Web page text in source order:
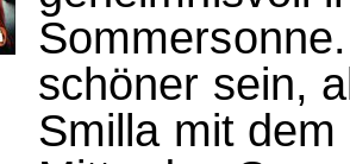
schöner sein,
Smilla mit